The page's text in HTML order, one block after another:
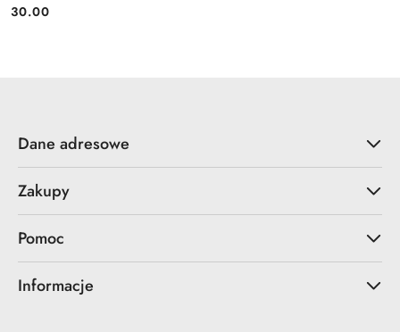
Cena:
30.00
Dane adresowe
Zakupy
Pomoc
Informacje